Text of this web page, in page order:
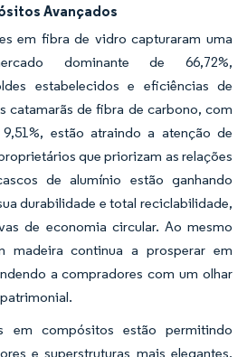
Avançados
em fibra de vidro capturaram uma
dominante de 66,72%,
estabelecidos e eficiências de
catamarãs de fibra de carbono, com
estão atraindo a atenção de
que priorizam as relações
de alumínio estão ganhando
durabilidade e total reciclabilidade,
de economia circular. Ao mesmo
madeira continua a prosperar em
a compradores com um olhar
em compósitos estão permitindo
e superstruturas mais elegantes,